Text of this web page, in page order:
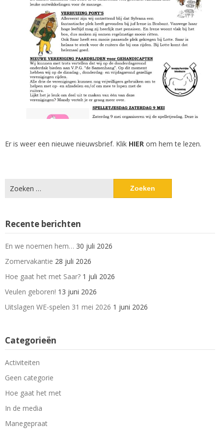
Er is weer een nieuwe nieuwsbrief. Klik HIER om hem te lezen.
Zoeken
naar:
Recente berichten
En we noemen hem… 30 juli 2026
Zomervakantie 28 juli 2026
Hoe gaat het met Saar? 1 juli 2026
Veulen geboren! 13 juni 2026
Uitslagen WE-spelen 31 mei 2026 1 juni 2026
Categorieën
Activiteiten
Geen categorie
Hoe gaat het met
In de media
Manegepraat